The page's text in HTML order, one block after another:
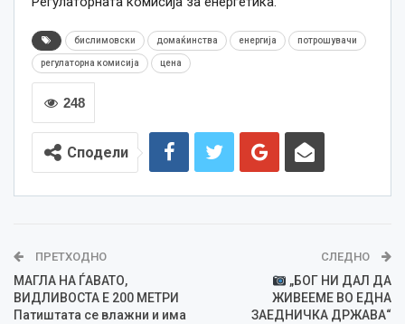
бислимовски домаќинства енергија потрошувачи
регулаторна комисија цена
248
Сподели
ПРЕТХОДНО
МАГЛА НА ЃАВАТО,
ВИДЛИВОСТА Е 200 МЕТРИ
Патиштата се влажни и има
СЛЕДНО
„БОГ НИ ДАЛ ДА
ЖИВЕЕМЕ ВО ЕДНА
ЗАЕДНИЧКА ДРЖАВА“